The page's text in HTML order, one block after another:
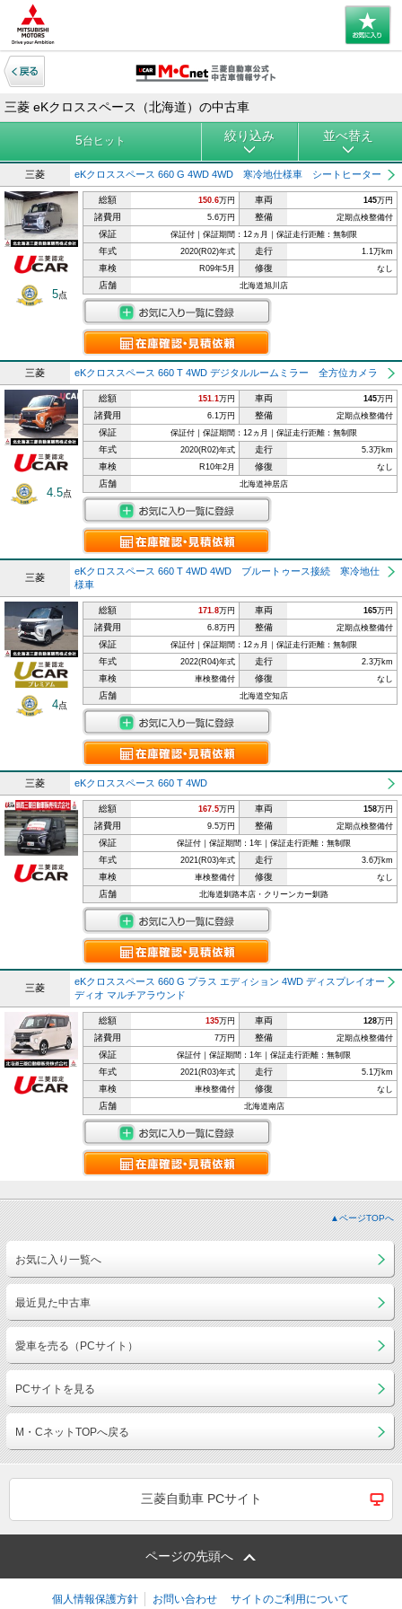
三菱 eKクロススペース（北海道）の中古車
5台ヒット 絞り込み 並べ替え
三菱 eKクロススペース 660 G 4WD 4WD 寒冷地仕様車 シートヒーター
5点
総額 150.6万円 車両 145万円
諸費用 5.6万円 整備 定期点検整備付
保証 保証付｜保証期間：12ヵ月｜保証走行距離：無制限
年式 2020(R02)年式 走行 1.1万km
車検 R09年5月 修復 なし
店舗 北海道旭川店
三菱 eKクロススペース 660 T 4WD デジタルルームミラー 全方位カメラ
4.5点
総額 151.1万円 車両 145万円
諸費用 6.1万円 整備 定期点検整備付
保証 保証付｜保証期間：12ヵ月｜保証走行距離：無制限
年式 2020(R02)年式 走行 5.3万km
車検 R10年2月 修復 なし
店舗 北海道神居店
三菱
eKクロススペース 660 T 4WD 4WD ブルートゥース接続 寒冷地仕
様車
4点
総額 171.8万円 車両 165万円
諸費用 6.8万円 整備 定期点検整備付
保証 保証付｜保証期間：12ヵ月｜保証走行距離：無制限
年式 2022(R04)年式 走行 2.3万km
車検 車検整備付 修復 なし
店舗 北海道空知店
三菱 eKクロススペース 660 T 4WD
総額 167.5万円 車両 158万円
諸費用 9.5万円 整備 定期点検整備付
保証 保証付｜保証期間：1年｜保証走行距離：無制限
年式 2021(R03)年式 走行 3.6万km
車検 車検整備付 修復 なし
店舗 北海道釧路本店・クリーンカー釧路
三菱
eKクロススペース 660 G プラス エディション 4WD ディスプレイオー
ディオ マルチアラウンド
総額 135万円 車両 128万円
諸費用 7万円 整備 定期点検整備付
保証 保証付｜保証期間：1年｜保証走行距離：無制限
年式 2021(R03)年式 走行 5.1万km
車検 車検整備付 修復 なし
店舗 北海道南店
▲ページTOPへ
お気に入り一覧へ
最近見た中古車
愛車を売る（PCサイト）
PCサイトを見る
M・CネットTOPへ戻る
三菱自動車 PCサイト
ページの先頭へ
個人情報保護方針 お問い合わせ サイトのご利用について